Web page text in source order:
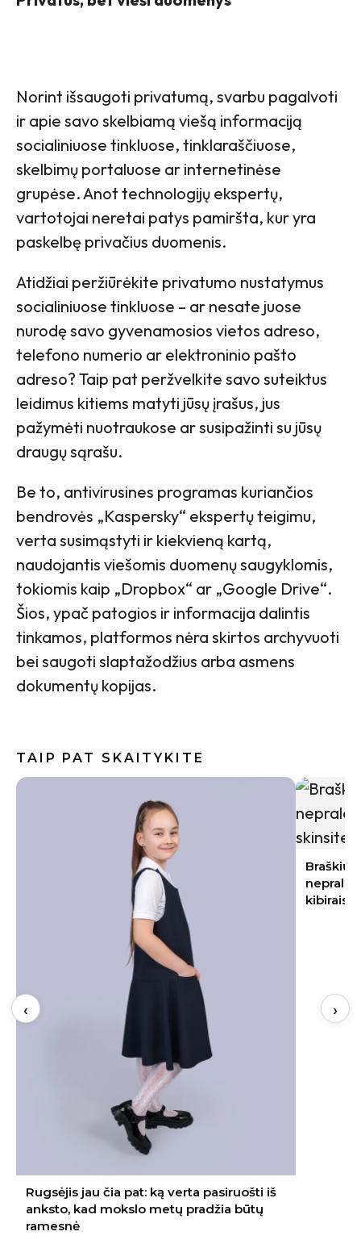
Norint išsaugoti privatumą, svarbu pagalvoti
ir apie savo skelbiamą viešą informaciją
socialiniuose tinkluose, tinklaraščiuose,
skelbimų portaluose ar internetinėse
grupėse. Anot technologijų ekspertų,
vartotojai neretai patys pamiršta, kur yra
paskelbę privačius duomenis.
Atidžiai peržiūrėkite privatumo nustatymus
socialiniuose tinkluose – ar nesate juose
nurodę savo gyvenamosios vietos adreso,
telefono numerio ar elektroninio pašto
adreso? Taip pat peržvelkite savo suteiktus
leidimus kitiems matyti jūsų įrašus, jus
pažymėti nuotraukose ar susipažinti su jūsų
draugų sąrašu.
Be to, antivirusines programas kuriančios
bendrovės „Kaspersky“ ekspertų teigimu,
verta susimąstyti ir kiekvieną kartą,
naudojantis viešomis duomenų saugyklomis,
tokiomis kaip „Dropbox“ ar „Google Drive“.
Šios, ypač patogios ir informacija dalintis
tinkamos, platformos nėra skirtos archyvuoti
bei saugoti slaptažodžius arba asmens
dokumentų kopijas.
TAIP PAT SKAITYKITE
Braškių sodinimas rugpjūtį 2026:
nepraleiskite šių datų – kitąmet skinsite
‹ ›